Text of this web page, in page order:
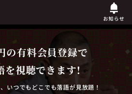
お知らせ
の有料会員登録で
を視聴できます!
いつでもどこでも落語が見放題！